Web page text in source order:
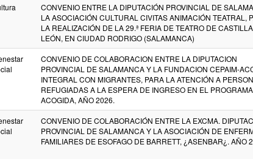
CONVENIO ENTRE LA DIPUTACIÓN PROVINCIAL DE
LA ASOCIACIÓN CULTURAL CIVITAS ANIMACIÓN TEATRAL,
LA REALIZACIÓN DE LA 29.ª FERIA DE TEATRO DE
LEÓN, EN CIUDAD RODRIGO (SALAMANCA)
CONVENIO DE COLABORACION ENTRE LA DIPUTACION
PROVINCIAL DE SALAMANCA Y LA FUNDACION CEPAIM-
INTEGRAL CON MIGRANTES, PARA LA ATENCIÓN A
REFUGIADAS A LA ESPERA DE INGRESO EN EL
ACOGIDA, AÑO 2026.
CONVENIO DE COLABORACIÓN ENTRE LA EXCMA.
PROVINCIAL DE SALAMANCA Y LA ASOCIACIÓN DE
FAMILIARES DE ESOFAGO DE BARRETT, ¿ASENBAR¿. AÑO